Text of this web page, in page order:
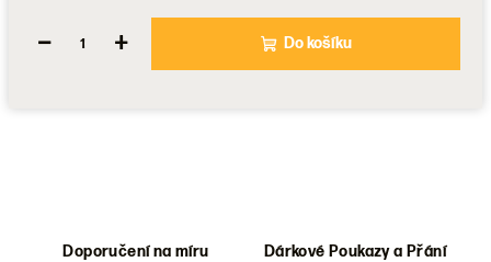
+
− Do košíku
Doporučení na míru Dárkové Poukazy a Přání